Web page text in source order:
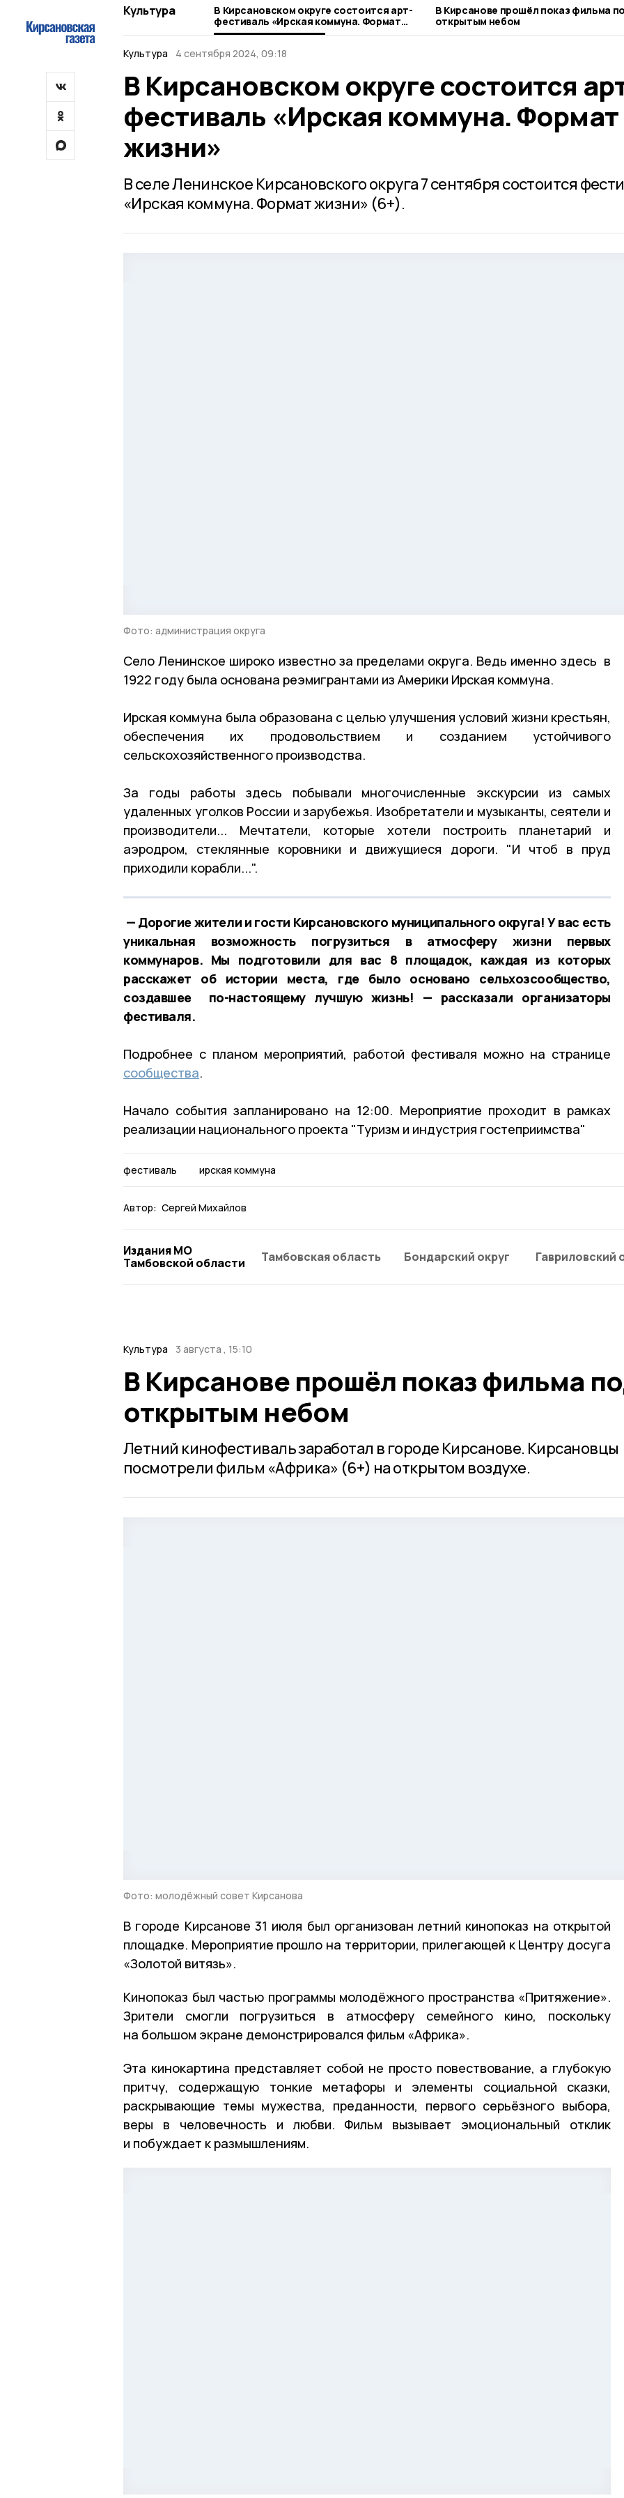
Культура
В Кирсановском округе состоится арт-
фестиваль «Ирская коммуна. Формат
жизни»
В Кирсанове прошёл показ фильма
открытым небом
Культура 4 сентября 2024, 09:18
В Кирсановском округе состоится
фестиваль «Ирская коммуна. Формат
жизни»
В селе Ленинское Кирсановского округа 7 сентября состоится
«Ирская коммуна. Формат жизни» (6+).
Фото: администрация округа
Село Ленинское широко известно за пределами округа. Ведь именно здесь в
1922 году была основана реэмигрантами из Америки Ирская коммуна.
Ирская коммуна была образована с целью улучшения условий жизни крестьян,
обеспечения их продовольствием и созданием устойчивого
сельскохозяйственного производства.
За годы работы здесь побывали многочисленные экскурсии из самых
удаленных уголков России и зарубежья. Изобретатели и музыканты, сеятели и
производители... Мечтатели, которые хотели построить планетарий и
аэродром, стеклянные коровники и движущиеся дороги. "И чтоб в пруд
приходили корабли...".
— Дорогие жители и гости Кирсановского муниципального округа! У вас есть
уникальная возможность погрузиться в атмосферу жизни первых
коммунаров. Мы подготовили для вас 8 площадок, каждая из которых
расскажет об истории места, где было основано сельхозсообщество,
создавшее по-настоящему лучшую жизнь! — рассказали организаторы
фестиваля.
Подробнее с планом мероприятий, работой фестиваля можно на странице
сообщества.
Начало события запланировано на 12:00. Мероприятие проходит в рамках
реализации национального проекта "Туризм и индустрия гостеприимства"
фестиваль ирская коммуна
Автор: Сергей Михайлов
Издания МО
Тамбовской области
Тамбовская область Бондарский округ Гавриловский
Культура 3 августа , 15:10
В Кирсанове прошёл показ фильма
открытым небом
Летний кинофестиваль заработал в городе Кирсанове. Кирсановцы
посмотрели фильм «Африка» (6+) на открытом воздухе.
Фото: молодёжный совет Кирсанова
В городе Кирсанове 31 июля был организован летний кинопоказ на открытой
площадке. Мероприятие прошло на территории, прилегающей к Центру досуга
«Золотой витязь».
Кинопоказ был частью программы молодёжного пространства «Притяжение».
Зрители смогли погрузиться в атмосферу семейного кино, поскольку
на большом экране демонстрировался фильм «Африка».
Эта кинокартина представляет собой не просто повествование, а глубокую
притчу, содержащую тонкие метафоры и элементы социальной сказки,
раскрывающие темы мужества, преданности, первого серьёзного выбора,
веры в человечность и любви. Фильм вызывает эмоциональный отклик
и побуждает к размышлениям.